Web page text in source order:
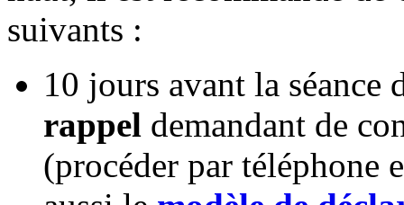
suivants :
10 jours avant la
rappel demandant de
(procéder par téléphone